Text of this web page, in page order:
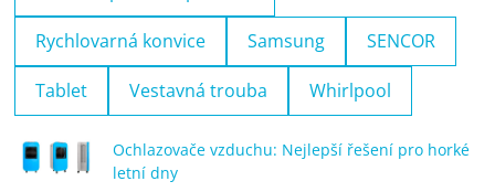
Rychlovarná konvice Samsung SENCOR
Tablet Vestavná trouba Whirlpool
Ochlazovače vzduchu: Nejlepší řešení pro horké
letní dny